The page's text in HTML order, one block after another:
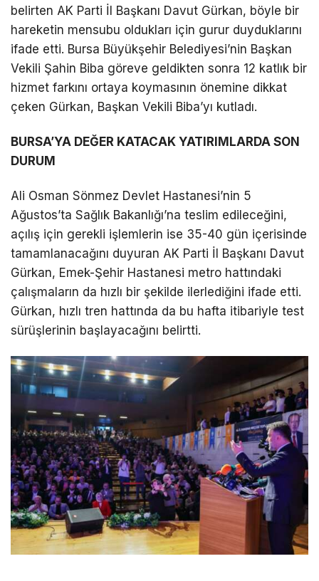
belirten AK Parti İl Başkanı Davut Gürkan, böyle bir
hareketin mensubu oldukları için gurur duyduklarını
ifade etti. Bursa Büyükşehir Belediyesi’nin Başkan
Vekili Şahin Biba göreve geldikten sonra 12 katlık bir
hizmet farkını ortaya koymasının önemine dikkat
çeken Gürkan, Başkan Vekili Biba’yı kutladı.
BURSA’YA DEĞER KATACAK YATIRIMLARDA SON
DURUM
Ali Osman Sönmez Devlet Hastanesi’nin 5
Ağustos’ta Sağlık Bakanlığı’na teslim edileceğini,
açılış için gerekli işlemlerin ise 35-40 gün içerisinde
tamamlanacağını duyuran AK Parti İl Başkanı Davut
Gürkan, Emek-Şehir Hastanesi metro hattındaki
çalışmaların da hızlı bir şekilde ilerlediğini ifade etti.
Gürkan, hızlı tren hattında da bu hafta itibariyle test
sürüşlerinin başlayacağını belirtti.